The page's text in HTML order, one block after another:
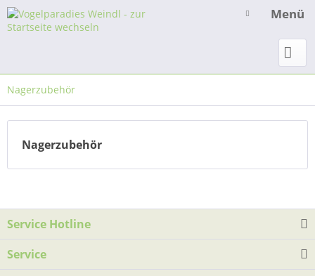
Menü
Nagerzubehör
Nagerzubehör
Service Hotline
Service